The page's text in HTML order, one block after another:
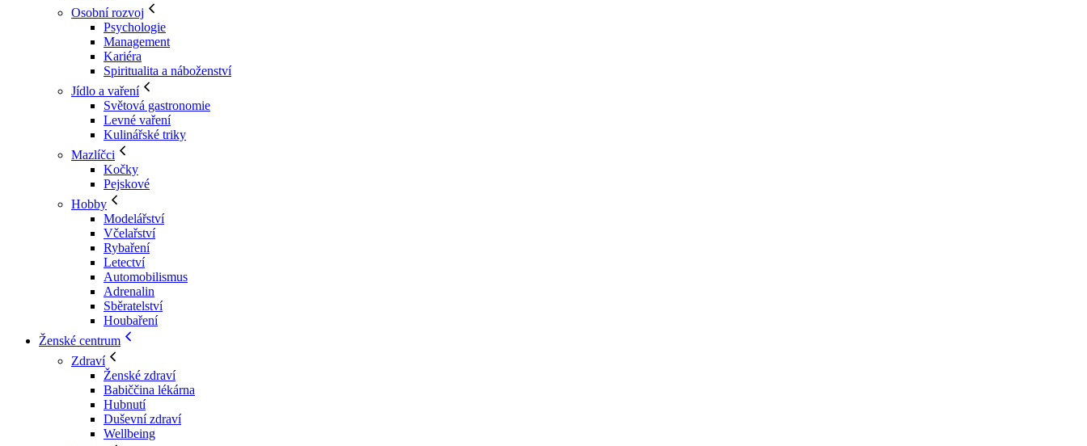
Osobní rozvoj
Psychologie
Management
Kariéra
Spiritualita a náboženství
Jídlo a vaření
Světová gastronomie
Levné vaření
Kulinářské triky
Mazlíčci
Kočky
Pejskové
Hobby
Modelářství
Včelařství
Rybaření
Letectví
Automobilismus
Adrenalin
Sběratelství
Houbaření
Ženské centrum
Zdraví
Ženské zdraví
Babiččina lékárna
Hubnutí
Duševní zdraví
Wellbeing